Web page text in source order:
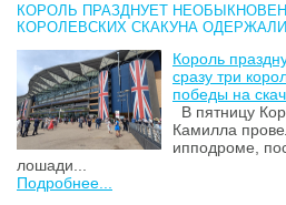
КОРОЛЬ ПРАЗДНУЕТ
КОРОЛЕВСКИХ СКАКУНА
Король
сразу три
победы на
В пятницу
Камилла
ипподроме,
лошади...
Подробнее...